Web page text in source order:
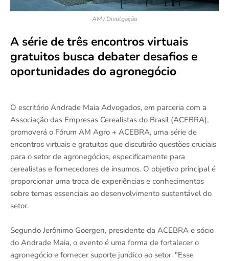
AM / Divulgação
A série de três encontros virtuais
gratuitos busca debater desafios e
oportunidades do agronegócio
O escritório Andrade Maia Advogados, em parceria com a
Associação das Empresas Cerealistas do Brasil (ACEBRA),
promoverá o Fórum AM Agro + ACEBRA, uma série de
encontros virtuais e gratuitos que discutirão questões cruciais
para o setor de agronegócios, especificamente para
cerealistas e fornecedores de insumos. O objetivo principal é
proporcionar uma troca de experiências e conhecimentos
sobre temas essenciais ao desenvolvimento sustentável do
setor.
Segundo Jerônimo Goergen, presidente da ACEBRA e sócio
do Andrade Maia, o evento é uma forma de fortalecer o
agronegócio e fornecer suporte jurídico ao setor. "Esse